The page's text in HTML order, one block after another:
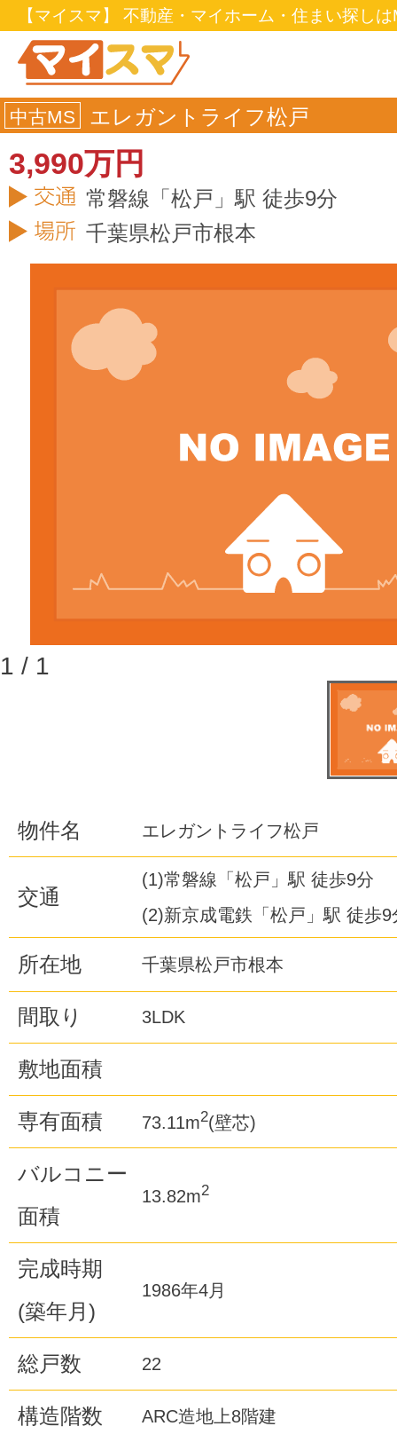
【マイスマ】 不動産・マイホーム・住まい探し
中古MS エレガントライフ松戸
3,990万円
常磐線「松戸」駅 徒歩9分
千葉県松戸市根本
1 / 1
物件名 エレガントライフ松戸
交通
(1)常磐線「松戸」駅 徒歩9分
(2)新京成電鉄「松戸」駅 徒歩9
所在地 千葉県松戸市根本
間取り 3LDK
敷地面積
専有面積 73.11m2(壁芯)
バルコニー
面積
13.82m2
完成時期
(築年月)
1986年4月
総戸数 22
構造階数 ARC造地上8階建